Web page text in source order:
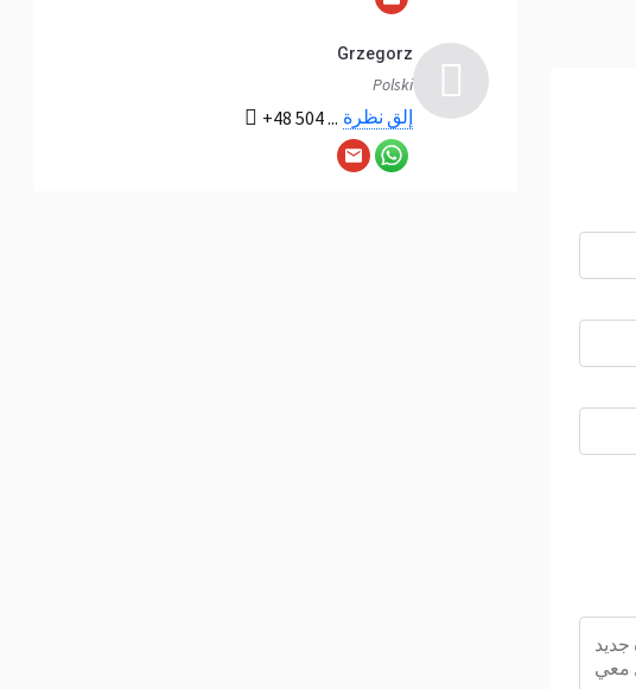
Grzegorz
Polski
+48 504 ... إلق نظرة